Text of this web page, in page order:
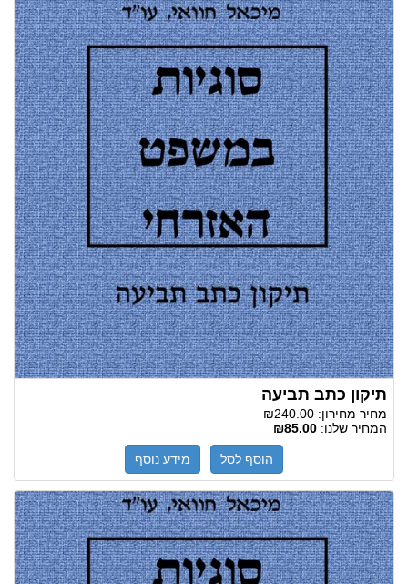
תיקון כתב תביעה
מחיר מחירון: ₪240.00
המחיר שלנו: ₪85.00
הוסף לסל מידע נוסף